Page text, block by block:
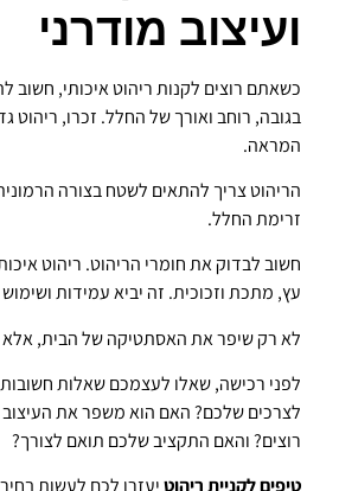
ועיצוב מודרני
כשאתם רוצים לקנות ריהוט איכותי, חשוב
בגובה, רוחב ואורך של החלל. זכרו, ריהוט
המראה.
הריהוט צריך להתאים לשטח בצורה
זרימת החלל.
חשוב לבדוק את חומרי הריהוט. ריהוט
עץ, מתכת וזכוכית. זה יביא עמידות
לא רק שיפר את האסתטיקה של הבית, אלא
לפני רכישה, שאלו לעצמכם שאלות
לצרכים שלכם? האם הוא משפר את
רוצים? והאם התקציב שלכם תואם לצורך?